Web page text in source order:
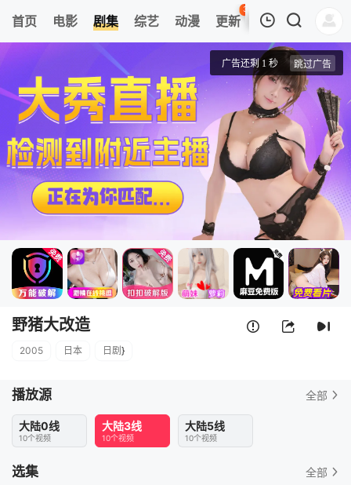
首页 电影 剧集 综艺 动漫 更新
39
热榜 APP
我的观影记录
第01集
野猪大改造
清空
野猪大改造
2005 日本 日剧}
播放源 全部
大陆0线
10个视频
大陆3线
10个视频
大陆5线
10个视频
选集 全部